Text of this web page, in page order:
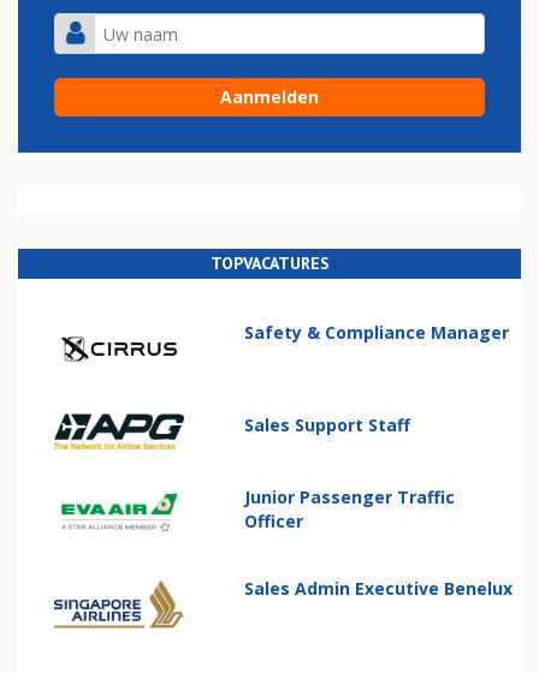
TOPVACATURES
Safety & Compliance Manager
Sales Support Staff
Junior Passenger Traffic
Officer
Sales Admin Executive Benelux